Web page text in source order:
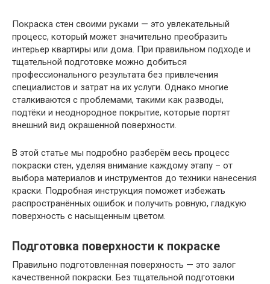
Покраска стен своими руками — это увлекательный
процесс, который может значительно преобразить
интерьер квартиры или дома. При правильном подходе и
тщательной подготовке можно добиться
профессионального результата без привлечения
специалистов и затрат на их услуги. Однако многие
сталкиваются с проблемами, такими как разводы,
подтёки и неоднородное покрытие, которые портят
внешний вид окрашенной поверхности.
В этой статье мы подробно разберём весь процесс
покраски стен, уделяя внимание каждому этапу – от
выбора материалов и инструментов до техники нанесения
краски. Подробная инструкция поможет избежать
распространённых ошибок и получить ровную, гладкую
поверхность с насыщенным цветом.
Подготовка поверхности к покраске
Правильно подготовленная поверхность — это залог
качественной покраски. Без тщательной подготовки